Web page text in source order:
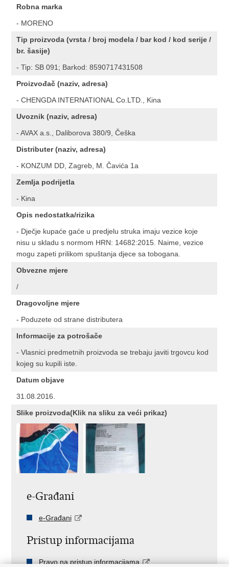
Robna marka
- MORENO
Tip proizvoda (vrsta / broj modela / bar kod / kod serije /
br. šasije)
- Tip: SB 091; Barkod: 8590717431508
Proizvođač (naziv, adresa)
- CHENGDA INTERNATIONAL Co.LTD., Kina
Uvoznik (naziv, adresa)
- AVAX a.s., Daliborova 380/9, Češka
Distributer (naziv, adresa)
- KONZUM DD, Zagreb, M. Čavića 1a
Zemlja podrijetla
- Kina
Opis nedostatka/rizika
- Dječje kupaće gaće u predjelu struka imaju vezice koje
nisu u skladu s normom HRN: 14682:2015. Naime, vezice
mogu zapeti prilikom spuštanja djece sa tobogana.
Obvezne mjere
/
Dragovoljne mjere
- Poduzete od strane distributera
Informacije za potrošače
- Vlasnici predmetnih proizvoda se trebaju javiti trgovcu kod
kojeg su kupili iste.
Datum objave
31.08.2016.
Slike proizvoda(Klik na sliku za veći prikaz)
e-Građani
e-Građani
Pristup informacijama
Pravo na pristup informacijama